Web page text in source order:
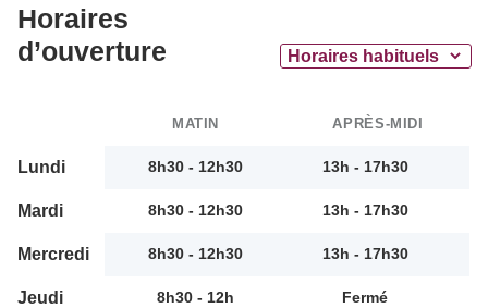
Horaires
d’ouverture
MATIN APRÈS-MIDI
Lundi 8h30 - 12h30 13h - 17h30
Mardi 8h30 - 12h30 13h - 17h30
Mercredi 8h30 - 12h30 13h - 17h30
Jeudi 8h30 - 12h Fermé